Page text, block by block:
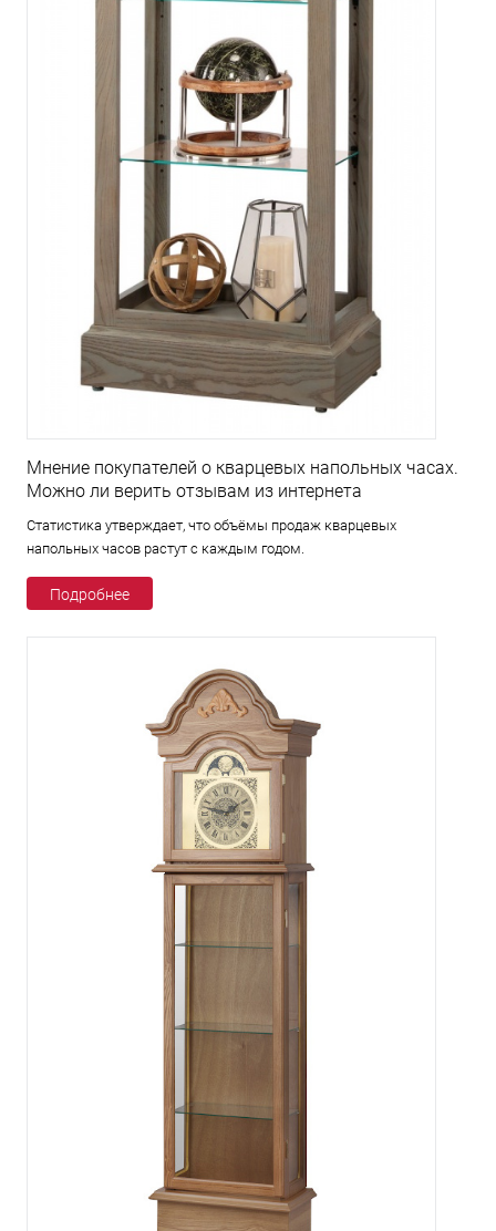
Мнение покупателей о кварцевых напольных часах.
Можно ли верить отзывам из интернета
Статистика утверждает, что объёмы продаж кварцевых
напольных часов растут с каждым годом.
Подробнее